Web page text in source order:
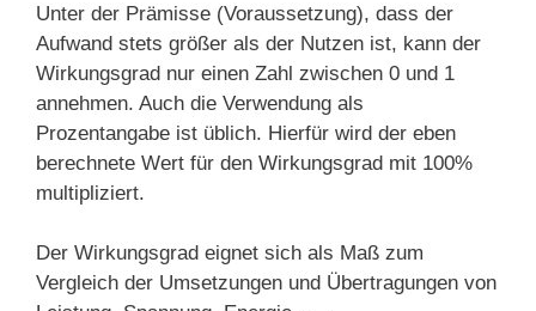
Unter der Prämisse (Voraussetzung), dass der
Aufwand stets größer als der Nutzen ist, kann der
Wirkungsgrad nur einen Zahl zwischen 0 und 1
annehmen. Auch die Verwendung als
Prozentangabe ist üblich. Hierfür wird der eben
berechnete Wert für den Wirkungsgrad mit 100%
multipliziert.
Der Wirkungsgrad eignet sich als Maß zum
Vergleich der Umsetzungen und Übertragungen von